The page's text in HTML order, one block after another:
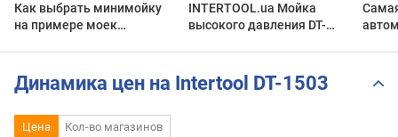
Как выбрать минимойку
на примере моек
INTERTOOL.ua Мойка
высокого давления DT-
Динамика цен на Intertool DT-1503
Цена Кол-во магазинов